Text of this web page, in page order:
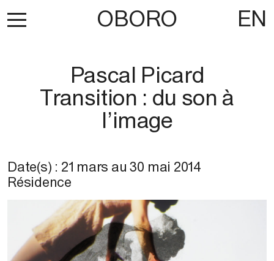
OBORO EN
Pascal Picard
Transition : du son à
l’image
Date(s) : 21 mars au30 mai 2014
Résidence